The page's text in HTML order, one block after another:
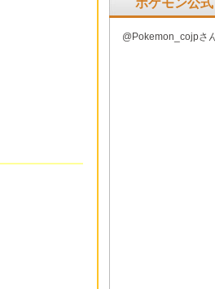
ポケモン公
@Pokemon_cojpさ